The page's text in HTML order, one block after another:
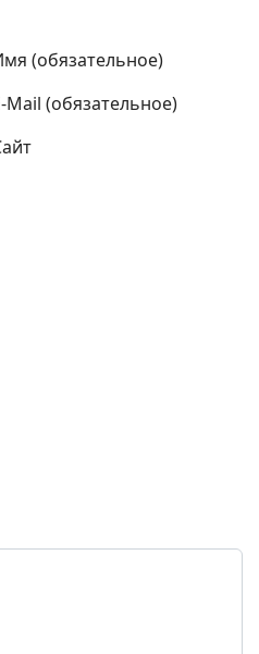
(обязательное)
Mail (обязательное)